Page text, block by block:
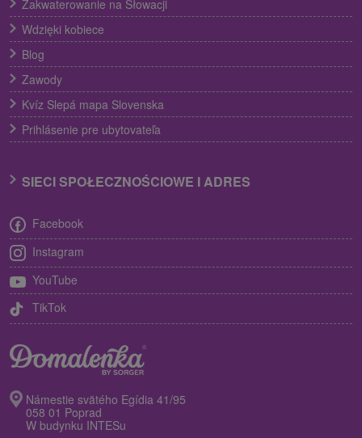
Zakwaterowanie na Słowacji
Wdzięki kobiece
Blog
Zawody
Kvíz Slepá mapa Slovenska
Prihlásenie pre ubytovateľa
SIECI SPOŁECZNOŚCIOWE I ADRES
Facebook
Instagram
YouTube
TikTok
Námestie svätého Egídia 41/95
058 01 Poprad
W budynku INTESu